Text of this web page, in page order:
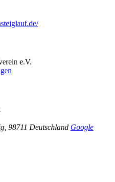
e.V.
98711 Deutschland Google